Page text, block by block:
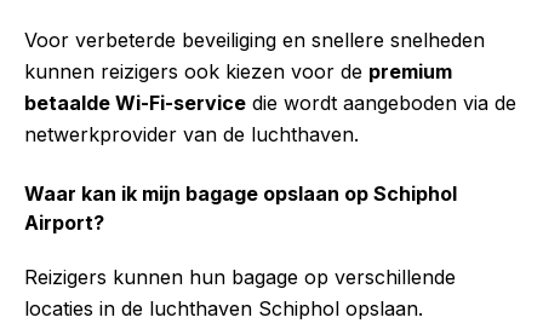
Voor verbeterde beveiliging en snellere snelheden
kunnen reizigers ook kiezen voor de premium
betaalde Wi-Fi-service die wordt aangeboden via de
netwerkprovider van de luchthaven.
Waar kan ik mijn bagage opslaan op Schiphol
Airport?
Reizigers kunnen hun bagage op verschillende
locaties in de luchthaven Schiphol opslaan.